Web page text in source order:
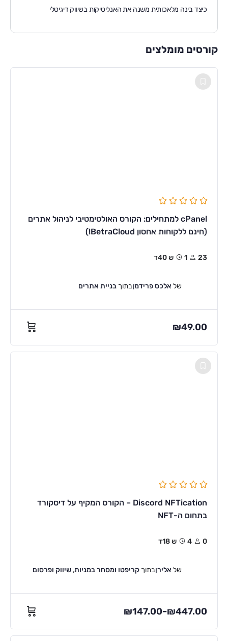
כיצד בינה מלאכותית משנה את האנליטיקות בשיווק דיגיטלי
קורסים מומלצים
cPanel למתחילים: הקורס האולטימטיבי לניהול אתרים
(חינם ללקוחות אחסון BetraCloud!)
23 1ש 40ד
של אלכס פרידמןבתוך בניית אתרים
₪49.00
Discord NFTication – הקורס המקיף על דיסקורד
בתחום ה-NFT
0 4ש 18ד
של אלירןבתוך קריפטו ומסחר במניות, שיווק ופרסום
₪147.00–₪447.00